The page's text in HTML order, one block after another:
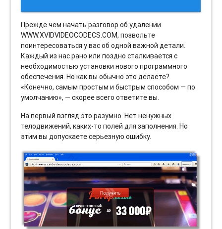
Прежде чем начать разговор об удалении
WWW.XVIDVIDEOCODECS.COM, позвольте
поинтересоваться у вас об одной важной детали.
Каждый из нас рано или поздно сталкивается с
необходимостью установки нового программного
обеспечения. Но как вы обычно это делаете?
«Конечно, самым простым и быстрым способом — по
умолчанию», — скорее всего ответите вы.
На первый взгляд это разумно. Нет ненужных
телодвижений, каких-то полей для заполнения. Но
этим вы допускаете серьезную ошибку.